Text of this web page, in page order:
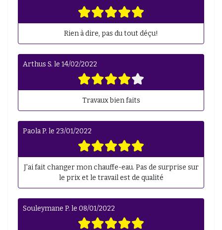
Rien à dire, pas du tout déçu!
Arthus S. le 14/02/2022
Travaux bien faits
Paola P. le 23/01/2022
J'ai fait changer mon chauffe-eau. Pas de surprise sur
le prix et le travail est de qualité
Souleymane P. le 08/01/2022